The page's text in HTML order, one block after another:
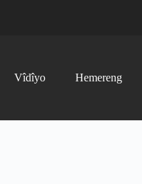
Vîdîyo Hemereng